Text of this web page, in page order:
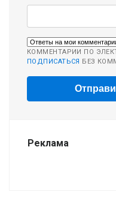
КОММЕНТАРИИ ПО
ПОДПИСАТЬСЯ
БЕЗ
Реклама